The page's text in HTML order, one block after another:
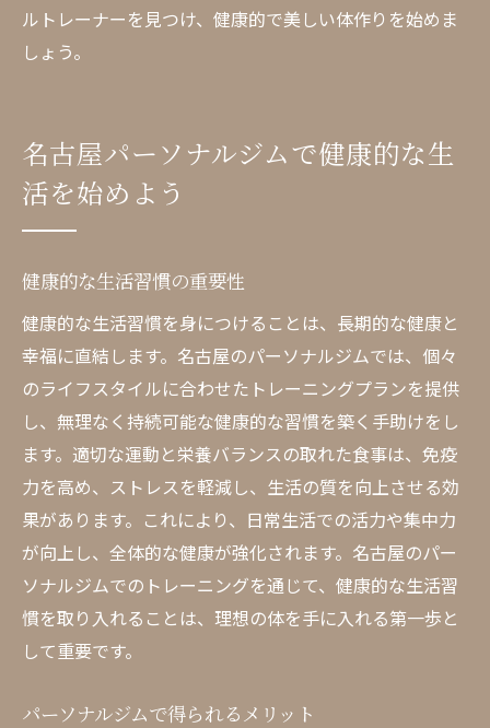
ルトレーナーを見つけ、健康的で美しい体作りを始めま
しょう。
名古屋パーソナルジムで健康的な生
活を始めよう
健康的な生活習慣の重要性
健康的な生活習慣を身につけることは、長期的な健康と
幸福に直結します。名古屋のパーソナルジムでは、個々
のライフスタイルに合わせたトレーニングプランを提供
し、無理なく持続可能な健康的な習慣を築く手助けをし
ます。適切な運動と栄養バランスの取れた食事は、免疫
力を高め、ストレスを軽減し、生活の質を向上させる効
果があります。これにより、日常生活での活力や集中力
が向上し、全体的な健康が強化されます。名古屋のパー
ソナルジムでのトレーニングを通じて、健康的な生活習
慣を取り入れることは、理想の体を手に入れる第一歩と
して重要です。
パーソナルジムで得られるメリット